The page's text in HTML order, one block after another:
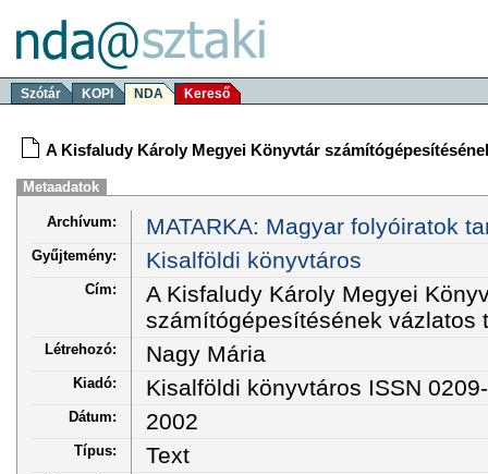
Szótár KOPI NDA Kereső
A Kisfaludy Károly Megyei Könyvtár
Metaadatok
Archívum: MATARKA: Magyar folyóiratok
Gyűjtemény: Kisalföldi könyvtáros
Cím:
A Kisfaludy Károly Megyei
számítógépesítésének vázlatos
Létrehozó: Nagy Mária
Kiadó: Kisalföldi könyvtáros ISSN
Dátum: 2002
Típus: Text